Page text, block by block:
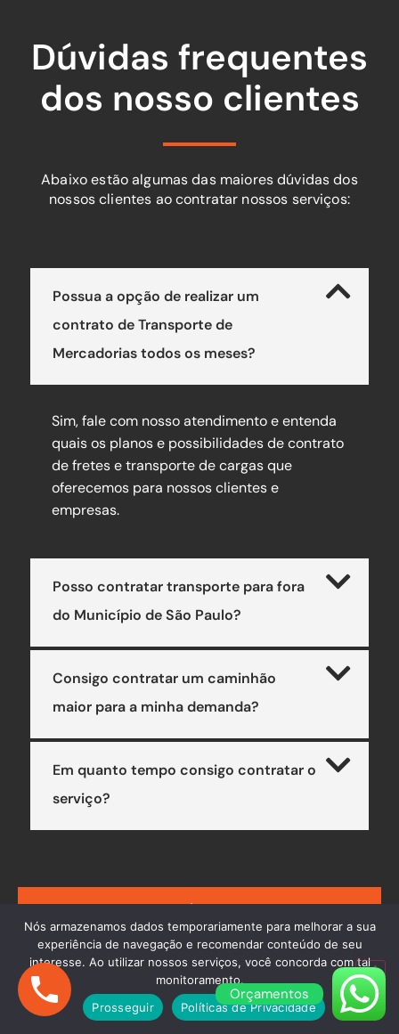
Dúvidas frequentes
dos nosso clientes
Abaixo estão algumas das maiores dúvidas dos
nossos clientes ao contratar nossos serviços:
Possua a opção de realizar um
contrato de Transporte de
Mercadorias todos os meses?
Sim, fale com nosso atendimento e entenda
quais os planos e possibilidades de contrato
de fretes e transporte de cargas que
oferecemos para nossos clientes e
empresas.
Posso contratar transporte para fora
do Município de São Paulo?
Consigo contratar um caminhão
maior para a minha demanda?
Em quanto tempo consigo contratar o
serviço?
CONTATO
Orçamentos
Nós armazenamos dados temporariamente para melhorar a sua
experiência de navegação e recomendar conteúdo de seu
interesse. Ao utilizar nossos serviços, você concorda com tal
monitoramento.
Prosseguir
Políticas de Privacidade